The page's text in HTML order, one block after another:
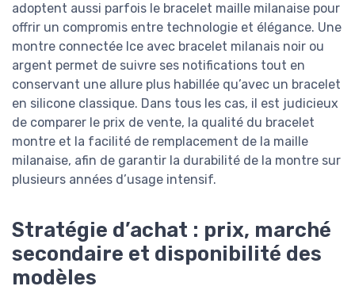
adoptent aussi parfois le bracelet maille milanaise pour
offrir un compromis entre technologie et élégance. Une
montre connectée Ice avec bracelet milanais noir ou
argent permet de suivre ses notifications tout en
conservant une allure plus habillée qu’avec un bracelet
en silicone classique. Dans tous les cas, il est judicieux
de comparer le prix de vente, la qualité du bracelet
montre et la facilité de remplacement de la maille
milanaise, afin de garantir la durabilité de la montre sur
plusieurs années d’usage intensif.
Stratégie d’achat : prix, marché
secondaire et disponibilité des
modèles